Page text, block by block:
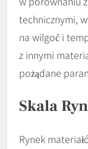
technicznymi,
na wilgoć i
z innymi
pożądane
Skala
Rynek